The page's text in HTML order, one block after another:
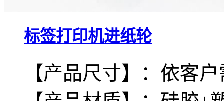
标签打印机进纸轮
【产品尺寸】：依客